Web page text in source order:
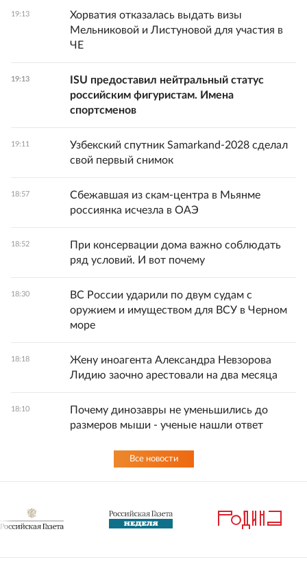
19:13
Хорватия отказалась выдать визы
Мельниковой и Листуновой для участия в
ЧЕ
19:13
ISU предоставил нейтральный статус
российским фигуристам. Имена
спортсменов
19:11
Узбекский спутник Samarkand-2028 сделал
свой первый снимок
18:57
Сбежавшая из скам-центра в Мьянме
россиянка исчезла в ОАЭ
18:52
При консервации дома важно соблюдать
ряд условий. И вот почему
18:30
ВС России ударили по двум судам с
оружием и имуществом для ВСУ в Черном
море
18:18
Жену иноагента Александра Невзорова
Лидию заочно арестовали на два месяца
18:10
Почему динозавры не уменьшились до
размеров мыши - ученые нашли ответ
Все новости